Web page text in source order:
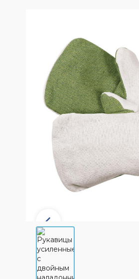
Наше производство
Видео о компании
Благотворительность
Кредит |
программы
Возврат и
Политика
Вопрос-